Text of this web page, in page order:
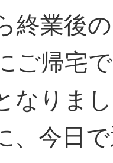
終業後
ご帰宅
なりま
、今日